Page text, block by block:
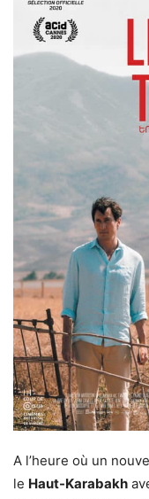
A l’heure où un
le Haut-Karabakh